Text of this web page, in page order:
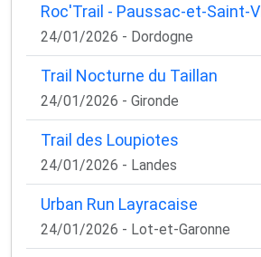
Roc'Trail - Paussac-et-Saint-
24/01/2026 - Dordogne
Trail Nocturne du Taillan
24/01/2026 - Gironde
Trail des Loupiotes
24/01/2026 - Landes
Urban Run Layracaise
24/01/2026 - Lot-et-Garonne